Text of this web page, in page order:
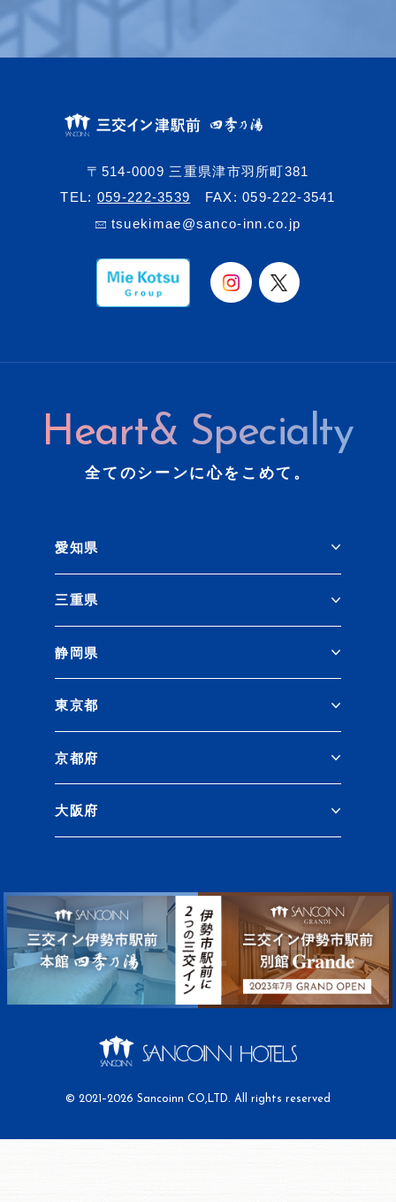
〒514-0009 三重県津市羽所町381
TEL: 059-222-3539
FAX: 059-222-3541
tsuekimae@sanco-inn.co.jp
Heart& Specialty
全てのシーンに心をこめて。
愛知県
三重県
静岡県
東京都
京都府
大阪府
© 2021–2026 Sancoinn CO,LTD. All rights reserved